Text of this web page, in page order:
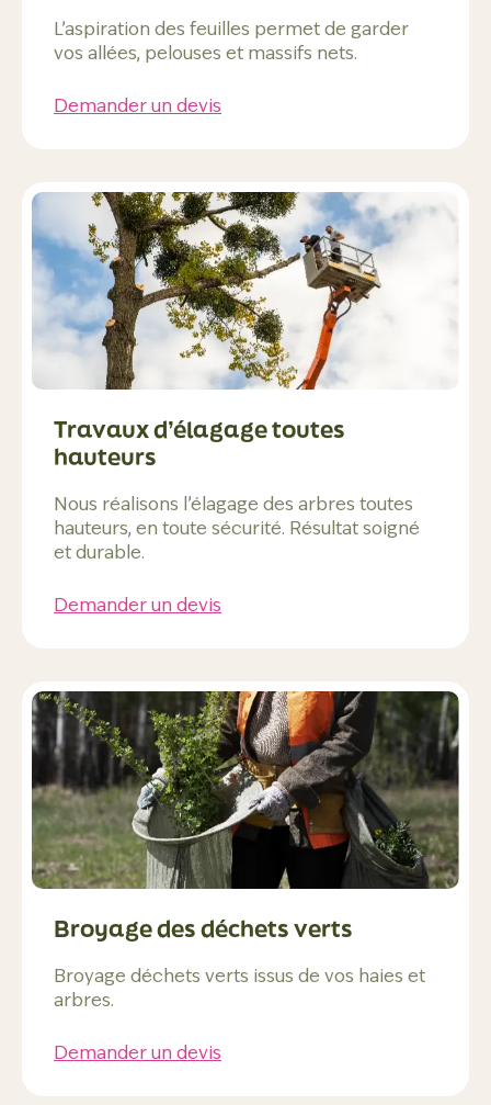
L’aspiration des feuilles permet de garder
vos allées, pelouses et massifs nets.
Demander un devis
Travaux d’élagage toutes
hauteurs
Nous réalisons l’élagage des arbres toutes
hauteurs, en toute sécurité. Résultat soigné
et durable.
Demander un devis
Broyage des déchets verts
Broyage déchets verts issus de vos haies et
arbres.
Demander un devis